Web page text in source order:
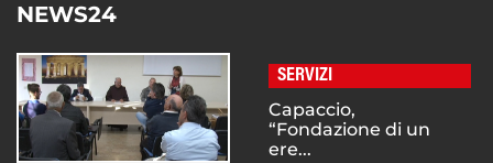
NEWS24
SERVIZI
Capaccio,
“Fondazione di un
ere...